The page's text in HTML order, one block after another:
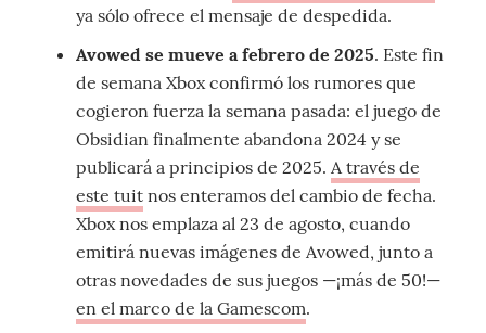
ya sólo ofrece el mensaje de despedida.
Avowed se mueve a febrero de 2025. Este fin
de semana Xbox confirmó los rumores que
cogieron fuerza la semana pasada: el juego de
Obsidian finalmente abandona 2024 y se
publicará a principios de 2025. A través de
este tuit nos enteramos del cambio de fecha.
Xbox nos emplaza al 23 de agosto, cuando
emitirá nuevas imágenes de Avowed, junto a
otras novedades de sus juegos —¡más de 50!—
en el marco de la Gamescom.